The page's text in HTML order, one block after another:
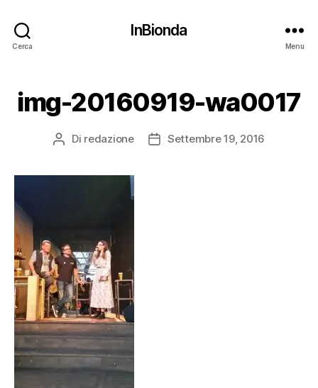
Cerca
InBionda
Menu
img-20160919-wa0017
Autore
Di redazione
DataSettembre 19, 2016